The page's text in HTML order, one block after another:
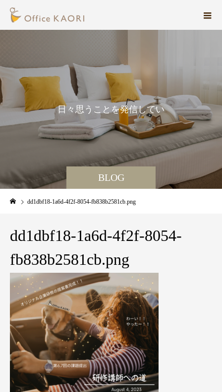
BLOG
日々思うことを発信しています。
dd1dbf18-1a6d-4f2f-8054-fb838b2581cb.png
dd1dbf18-1a6d-4f2f-8054-
fb838b2581cb.png